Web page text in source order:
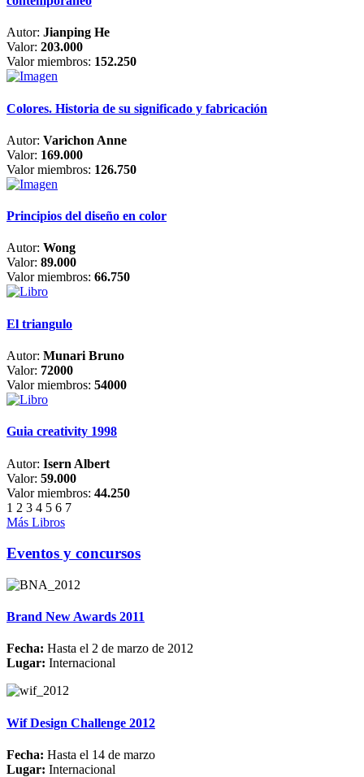
Autor: Jianping He
Valor: 203.000
Valor miembros: 152.250
Colores. Historia de su significado y fabricación
Autor: Varichon Anne
Valor: 169.000
Valor miembros: 126.750
Principios del diseño en color
Autor: Wong
Valor: 89.000
Valor miembros: 66.750
El triangulo
Autor: Munari Bruno
Valor: 72000
Valor miembros: 54000
Guia creativity 1998
Autor: Isern Albert
Valor: 59.000
Valor miembros: 44.250
1 2 3 4 5 6 7
Más Libros
Eventos y concursos
Brand New Awards 2011
Fecha: Hasta el 2 de marzo de 2012
Lugar: Internacional
Wif Design Challenge 2012
Fecha: Hasta el 14 de marzo
Lugar: Internacional